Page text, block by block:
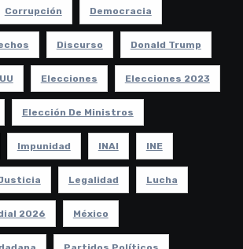
Corrupción Democracia
Discurso Donald Trump
Elecciones Elecciones 2023
Elección De Ministros
Impunidad INAI INE
Legalidad Lucha
2026 México